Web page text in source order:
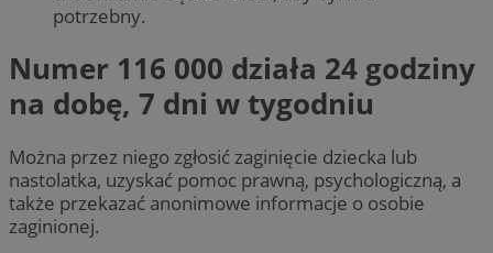
potrzebny.
Numer 116 000 działa 24 godziny
na dobę, 7 dni w tygodniu
Można przez niego zgłosić zaginięcie dziecka lub
nastolatka, uzyskać pomoc prawną, psychologiczną, a
także przekazać anonimowe informacje o osobie
zaginionej.